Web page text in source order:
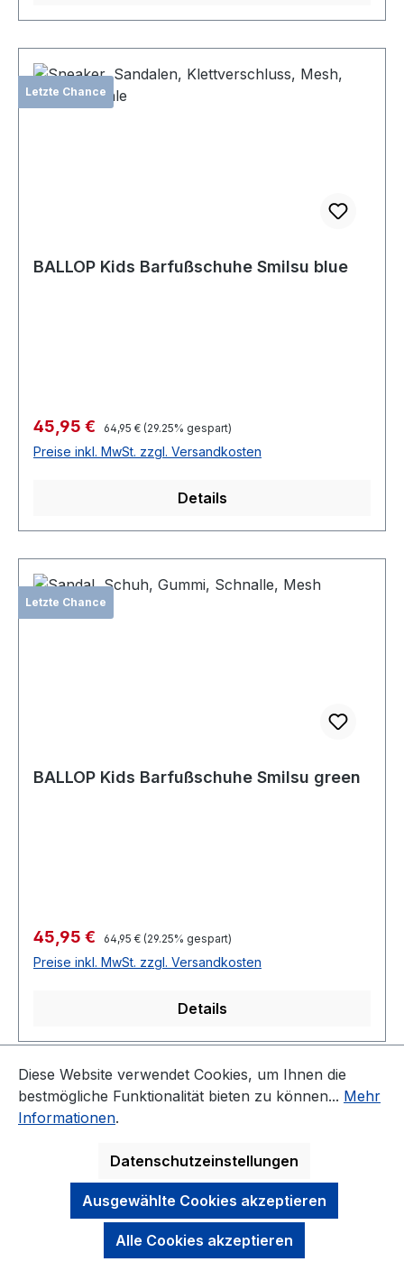
Letzte Chance
BALLOP Kids Barfußschuhe Smilsu blue
Verkaufspreis:
45,95 € Regulärer Preis:
64,95 € (29.25% gespart)
Preise inkl. MwSt. zzgl. Versandkosten
Details
Letzte Chance
BALLOP Kids Barfußschuhe Smilsu green
Verkaufspreis:
45,95 € Regulärer Preis:
64,95 € (29.25% gespart)
Preise inkl. MwSt. zzgl. Versandkosten
Details
Seite
1 Seite
2
KONTAKT
NEWSLETTER
Diese Website verwendet Cookies, um Ihnen die
bestmögliche Funktionalität bieten zu können... Mehr
Informationen.
Datenschutzeinstellungen
Ausgewählte Cookies akzeptieren
Alle Cookies akzeptieren